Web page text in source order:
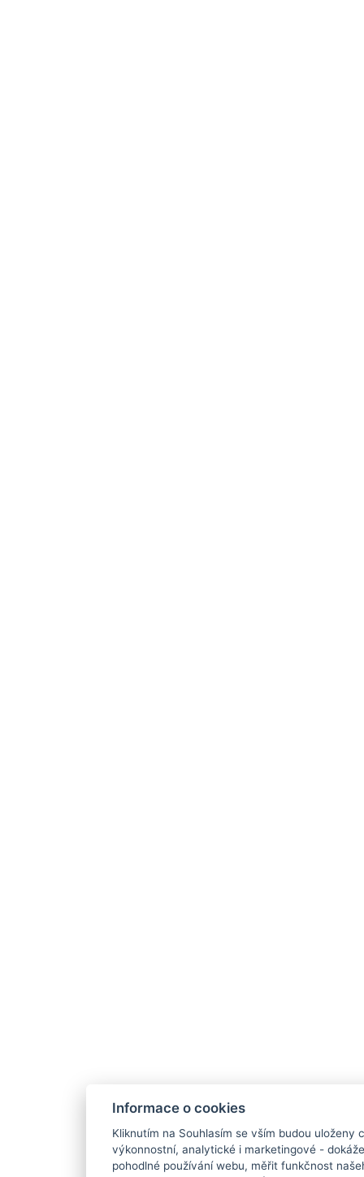
Informace o cookies
Kliknutím na Souhlasím se vším budou uloženy
výkonnostní, analytické i marketingové -
pohodlné používání webu, měřit funkčnost